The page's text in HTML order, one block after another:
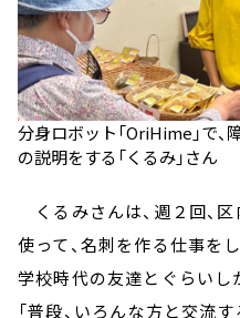
分身ロボット「OriHime」で
の説明をする「くるみ」さん
くるみさんは、週２回、
使って、名刺を作る仕事を
学校時代の友達とぐらいし
「普段、いろんな方と交流